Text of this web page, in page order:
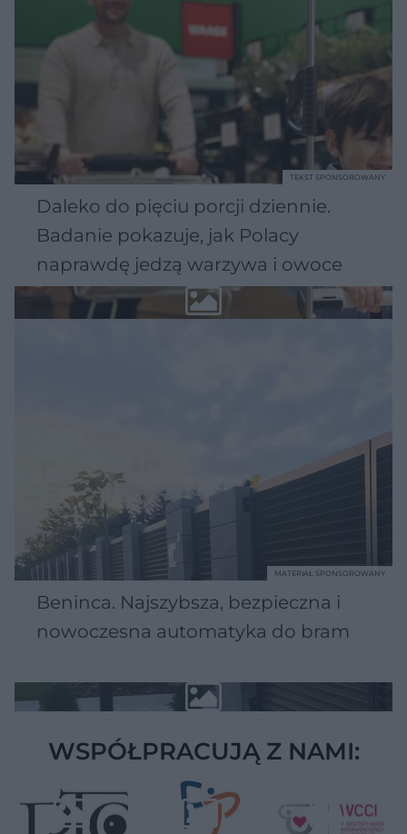
Daleko do pięciu porcji dziennie.
Badanie pokazuje, jak Polacy
naprawdę jedzą warzywa i owoce
TEKST SPONSOROWANY
Beninca. Najszybsza, bezpieczna i
nowoczesna automatyka do bram
MATERIAŁ SPONSOROWANY
WSPÓŁPRACUJĄ Z NAMI: